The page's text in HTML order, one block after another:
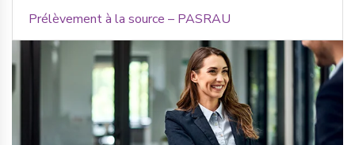
Prélèvement à la source – PASRAU